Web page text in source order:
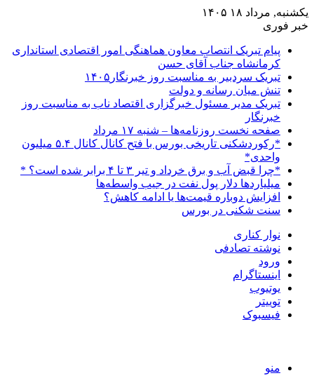
یکشنبه, مرداد ۱۸ ۱۴۰۵
خبر فوری
پیام تبریک انتصاب معاون هماهنگی امور اقتصادی استانداری
کرمانشاه جناب آقای حسن
تبریک سردبیر به مناسبت روز خبرنگار۱۴۰۵
تنش میان رسانه و دولت
تبریک مدیر مسئول خبرگزاری اقتصاد ناب به مناسبت روز
خبرنگار
صفحه نخست روزنامه‌ها – شنبه ۱۷ مرداد
*رکوردشکنی تاریخی بورس با فتح کانال کانال ۵.۴ میلیون
واحدی*
*چرا قبض آب و برق خرداد و تیر ۳ تا ۴ برابر شده است؟ *
میلیاردها دلار پول نفت در جیب واسطه‌ها
افزایش دوباره قیمت‌ها یا ادامه کاهش؟
سنت شکنی در بورس
نوار کناری
نوشته تصادفی
ورود
اینستاگرام
یوتیوب
توییتر
فیسبوک
منو